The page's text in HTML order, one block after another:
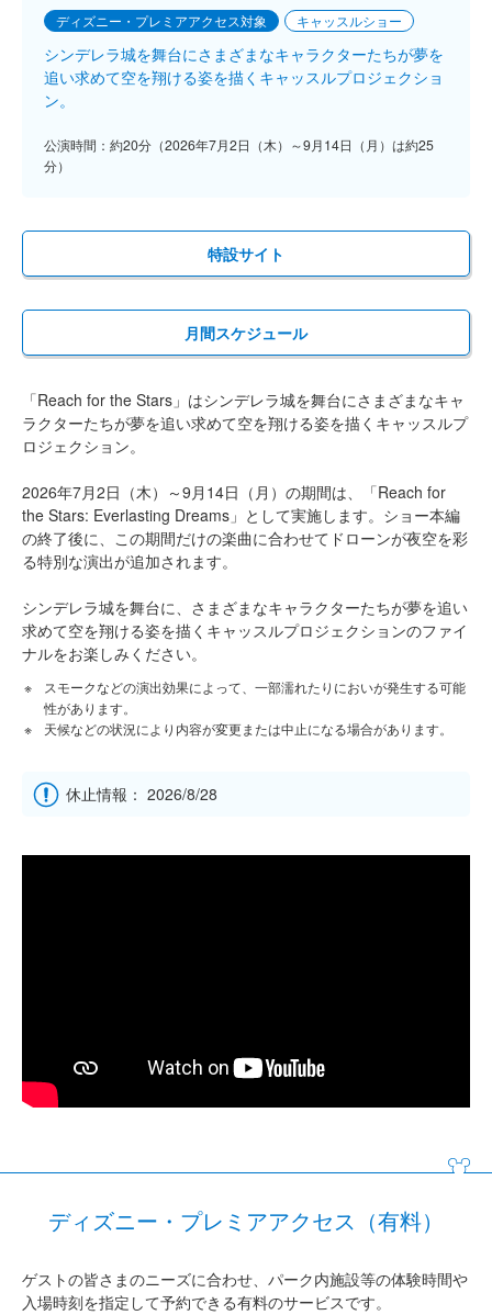
ディズニー・プレミアアクセス対象 キャッスルショー
シンデレラ城を舞台にさまざまなキャラクターたちが夢を
追い求めて空を翔ける姿を描くキャッスルプロジェクショ
ン。
公演時間：約20分（2026年7月2日（木）～9月14日（月）は約25
分）
特設サイト
月間スケジュール
「Reach for the Stars」はシンデレラ城を舞台にさまざまなキャ
ラクターたちが夢を追い求めて空を翔ける姿を描くキャッスルプ
ロジェクション。
2026年7月2日（木）～9月14日（月）の期間は、「Reach for
the Stars: Everlasting Dreams」として実施します。ショー本編
の終了後に、この期間だけの楽曲に合わせてドローンが夜空を彩
る特別な演出が追加されます。
シンデレラ城を舞台に、さまざまなキャラクターたちが夢を追い
求めて空を翔ける姿を描くキャッスルプロジェクションのファイ
ナルをお楽しみください。
スモークなどの演出効果によって、一部濡れたりにおいが発生する可能
性があります。
天候などの状況により内容が変更または中止になる場合があります。
休止情報： 2026/8/28
ディズニー・プレミアアクセス（有料）
ゲストの皆さまのニーズに合わせ、パーク内施設等の体験時間や
入場時刻を指定して予約できる有料のサービスです。